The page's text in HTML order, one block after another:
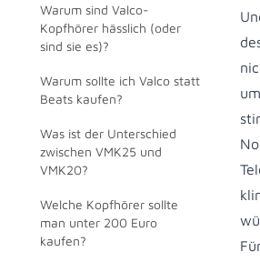
Warum sind Valco-
Kopfhörer hässlich (oder
sind sie es)?
Warum sollte ich Valco statt
Beats kaufen?
Was ist der Unterschied
zwischen VMK25 und
VMK20?
Welche Kopfhörer sollte
man unter 200 Euro
kaufen?